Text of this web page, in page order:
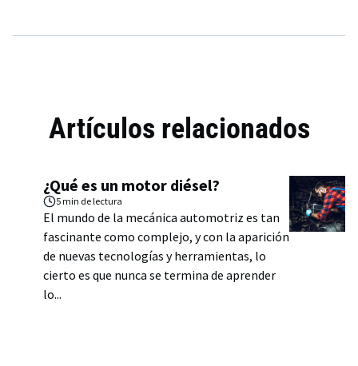
Artículos relacionados
¿Qué es un motor diésel?
5 min de lectura
El mundo de la mecánica automotriz es tan
fascinante como complejo, y con la aparición
de nuevas tecnologías y herramientas, lo
cierto es que nunca se termina de aprender
lo...